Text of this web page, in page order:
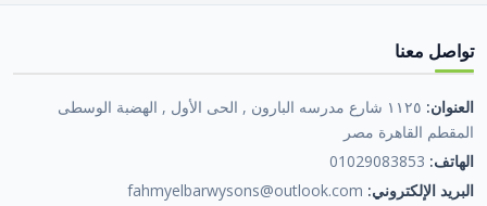
تواصل معنا
العنوان:
١١٢٥ شارع مدرسه البارون , الحى الأول , الهضبة الوسطى
المقطم القاهرة مصر
الهاتف: 01029083853
البريد الإلكتروني: fahmyelbarwysons@outlook.com